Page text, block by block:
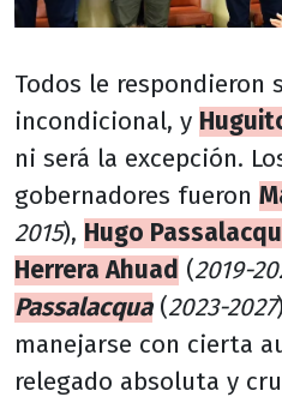
Todos le respondieron
incondicional, y
ni será la excepción.
gobernadores fueron
2015), Hugo
Herrera Ahuad (2019-
Passalacqua(2023-2027
manejarse con cierta
relegado absoluta y